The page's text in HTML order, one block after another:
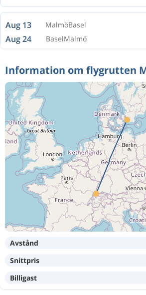
Aug 13 MalmöBasel
Aug 24 BaselMalmö
Aug 15 Malmö Basel
Aug 25 BaselMalmö
Aug 18
Aug 31 Basel
Aug 18 MalmöBasel
Aug 31 Basel Malmö
MalmöBasel
BaselMalmö
Aug 13
Aug 24
Information om flygrutten
Avstånd
Snittpris
Billigast